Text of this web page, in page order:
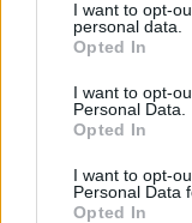
not limited to your
grant or deny
use your data for
consent section.
I want to opt-
personal data.
Opted In
I want to opt-
Personal Data.
Opted In
I want to opt-
Personal Data
Opted In
Guía completa para
Diego Martín · 30 Jun 2026